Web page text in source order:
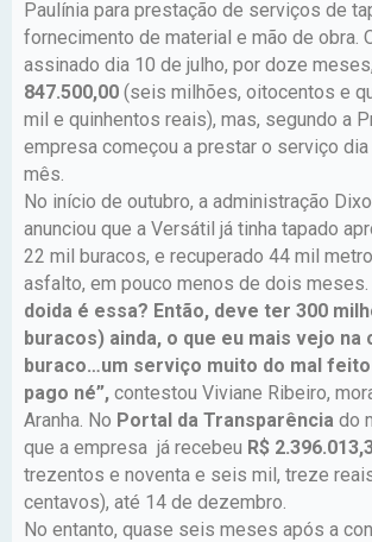
Paulínia para prestação de serviços de
fornecimento de material e mão de obra.
assinado dia 10 de julho, por doze
847.500,00 (seis milhões, oitocentos e
mil e quinhentos reais), mas, segundo a
empresa começou a prestar o serviço
mês.
No início de outubro, a administração
anunciou que a Versátil já tinha tapado
22 mil buracos, e recuperado 44 mil
asfalto, em pouco menos de dois meses.
doida é essa? Então, deve ter 300
buracos) ainda, o que eu mais vejo na
buraco…um serviço muito do mal
pago né”, contestou Viviane Ribeiro,
Aranha. No Portal da Transparência do
que a empresa já recebeu R$
trezentos e noventa e seis mil, treze
centavos), até 14 de dezembro.
No entanto, quase seis meses após a